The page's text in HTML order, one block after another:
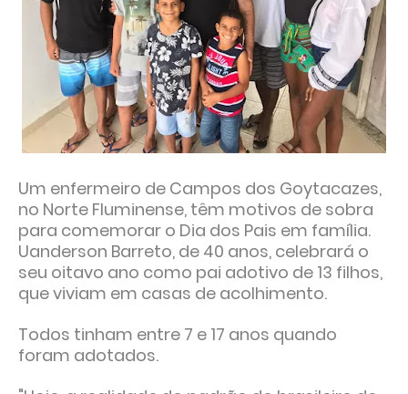
Um enfermeiro de Campos dos Goytacazes,
no Norte Fluminense, têm motivos de sobra
para comemorar o Dia dos Pais em família.
Uanderson Barreto, de 40 anos, celebrará o
seu oitavo ano como pai adotivo de 13 filhos,
que viviam em casas de acolhimento.
Todos tinham entre 7 e 17 anos quando
foram adotados.